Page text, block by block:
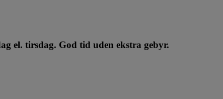
el. tirsdag. God tid uden ekstra gebyr.